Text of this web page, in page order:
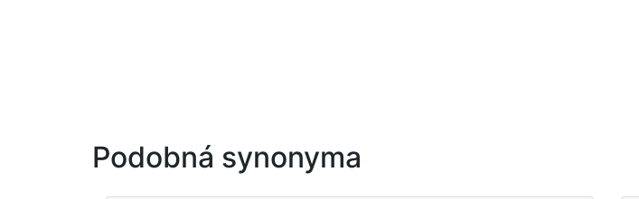
Podobná synonyma